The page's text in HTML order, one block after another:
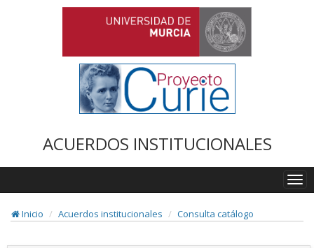
ACUERDOS INSTITUCIONALES
Inicio
Acuerdos institucionales Consulta catálogo